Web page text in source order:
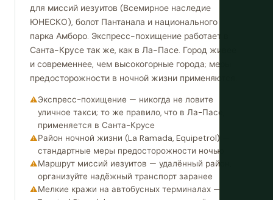
для миссий иезуитов (Всемирное наследие
ЮНЕСКО), болот Пантанала и национального
парка Амборо. Экспресс-похищение работает в
Санта-Крусе так же, как в Ла-Пасе. Город живее
и современнее, чем высокогорные города; меры
предосторожности в ночной жизни применяются.
Экспресс-похищение — никогда не ловите
уличное такси; то же правило, что в Ла-Пасе,
применяется в Санта-Крусе
Район ночной жизни (La Ramada, Equipetrol) —
стандартные меры предосторожности ночью
Маршрут миссий иезуитов — удалённый район,
организуйте надёжный транспорт заранее
Мелкие кражи на автобусных терминалах —